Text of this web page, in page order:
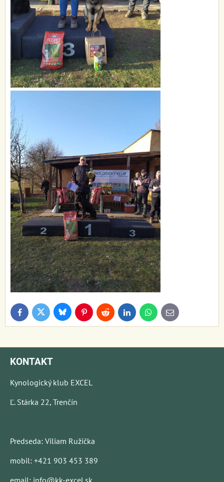
FacebookTwitter BlueskyPinterestReddit LinkedInWhatsApp
E-
mail
KONTAKT
Kynologický klub EXCEL
Ľ. Stárka 22, Trenčín
Predseda: Viliam Ružička
mobil: +421 903 453 389